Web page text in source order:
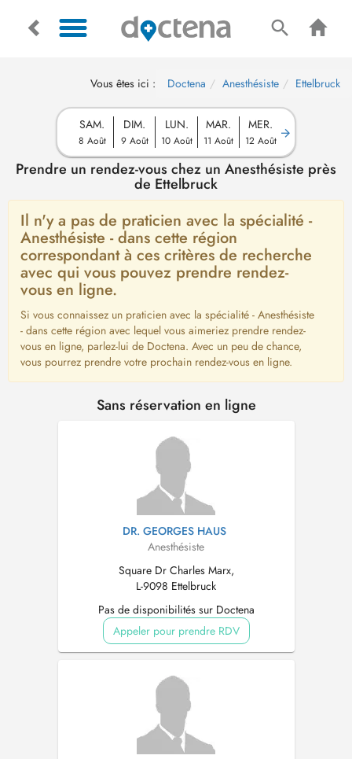
Vous êtes ici : Doctena Anesthésiste Ettelbruck
SAM.
8 Août
DIM.
9 Août
LUN.
10 Août
MAR.
11 Août
MER.
12 Août
Prendre un rendez-vous chez un Anesthésiste près
de Ettelbruck
Il n'y a pas de praticien avec la spécialité -
Anesthésiste - dans cette région
correspondant à ces critères de recherche
avec qui vous pouvez prendre rendez-
vous en ligne.
Si vous connaissez un praticien avec la spécialité - Anesthésiste
- dans cette région avec lequel vous aimeriez prendre rendez-
vous en ligne, parlez-lui de Doctena. Avec un peu de chance,
vous pourrez prendre votre prochain rendez-vous en ligne.
Sans réservation en ligne
DR. GEORGES HAUS
Anesthésiste
Square Dr Charles Marx,
L-9098 Ettelbruck
Pas de disponibilités sur Doctena
Appeler pour prendre RDV